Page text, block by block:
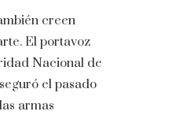
creen
El portavoz
Nacional de
el pasado
armas